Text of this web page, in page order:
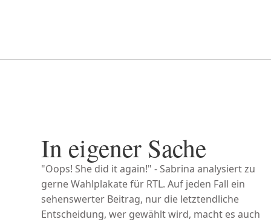
In eigener Sache
"Oops! She did it again!" - Sabrina analysiert zu
gerne Wahlplakate für RTL. Auf jeden Fall ein
sehenswerter Beitrag, nur die letztendliche
Entscheidung, wer gewählt wird, macht es auch